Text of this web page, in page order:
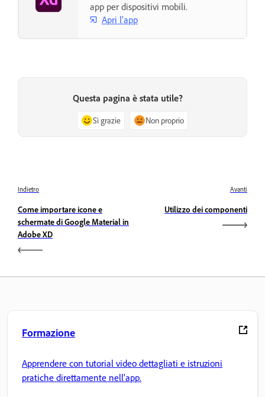
app per dispositivi mobili.
Apri l'app
Questa pagina è stata utile?
Sì grazie Non proprio
Indietro
Come importare icone e
schermate di Google Material in
Adobe XD
Avanti
Utilizzo dei componenti
Formazione
Apprendere con tutorial video dettagliati e istruzioni
pratiche direttamente nell'app.